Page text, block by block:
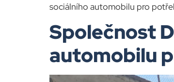
sociálního automobilu pro
Společnost
automobilu